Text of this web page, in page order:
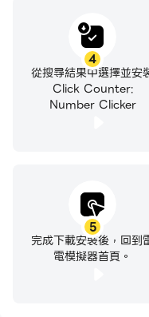
4
從搜尋結果中選擇並安
Click Counter:
Number Clicker
5
完成下載安裝後，回到
電模擬器首頁。